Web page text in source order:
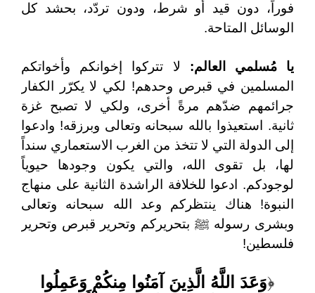
فوراً، دون قيد أو شرط، ودون تردّد، بحشد كل
الوسائل المتاحة.
يا مُسلمي العالم: لا تتركوا إخوانكم وأخواتكم
المسلمين في قبرص وحدهم! لكي لا يكرّر الكفار
جرائمهم ضدّهم مرةً أخرى، ولكي لا تصبح غزة
ثانية. استعيذوا بالله سبحانه وتعالى وبرزقه! وادعوا
إلى الدولة التي لا تتخذ من الغرب الاستعماري سنداً
لها، بل تقوى الله، والتي يكون وجودها حيوياً
لوجودكم. ادعوا للخلافة الراشدة الثانية على منهاج
النبوة! هناك ينتظركم وعد الله سبحانه وتعالى
وبشرى رسوله ﷺ بتحريركم وتحرير قبرص وتحرير
فلسطين!
﴿وَعَدَ اللَّهُ الَّذِينَ آمَنُوا مِنكُمْ وَعَمِلُوا